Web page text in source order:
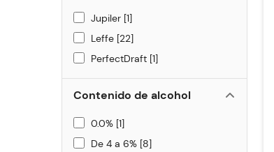
Jupiler 1
Leffe 22
PerfectDraft 1
Contenido de alcohol
0.0% 1
De 4 a 6% 8